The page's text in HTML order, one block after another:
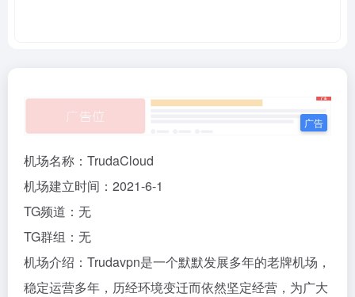
机场名称：TrudaCloud
机场建立时间：2021-6-1
TG频道：无
TG群组：无
机场介绍：Trudavpn是一个默默发展多年的老牌机场，
稳定运营多年，历经环境变迁而依然坚定经营，为广大